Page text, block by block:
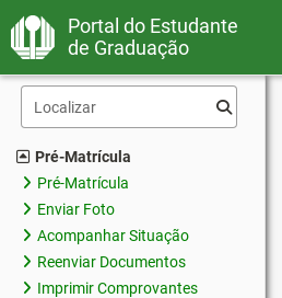
Portal do Estudante
de Graduação
Pré-Matrícula
Pré-Matrícula
Enviar Foto
Acompanhar Situação
Reenviar Documentos
Imprimir Comprovantes